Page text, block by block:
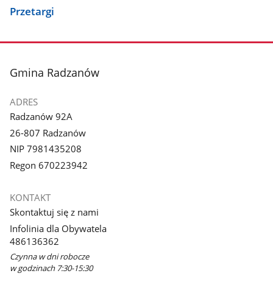
Przetargi
stopka
Gmina Radzanów
ADRES
Radzanów 92A
26-807 Radzanów
NIP 7981435208
Regon 670223942
KONTAKT
Skontaktuj się z nami
Infolinia dla Obywatela
486136362
Czynna w dni robocze
w godzinach 7:30-15:30